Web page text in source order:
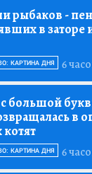
рыбаков -
в заторе
6
КАРТИНА ДНЯ
большой
в
котят
6
КАРТИНА ДНЯ